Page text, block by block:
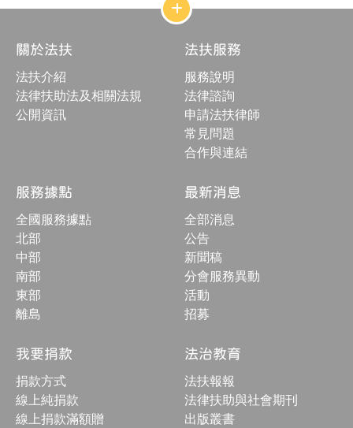
網
站
構
合
按
鈕
關於法扶
法扶介紹
法律扶助法及相關法規
公開資訊
法扶服務
服務說明
法律諮詢
申請法扶律師
常見問題
合作與連結
服務據點
全國服務據點
北部
中部
南部
東部
離島
最新消息
全部消息
公告
新聞稿
分會服務異動
活動
招募
我要捐款
捐款方式
線上純捐款
線上捐款滿額贈
法治教育
法扶報報
法律扶助與社會期刊
出版叢書